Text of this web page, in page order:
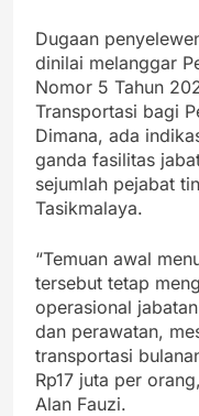
Dugaan
dinilai melanggar
Nomor 5 Tahun
Transportasi bagi
Dimana, ada
ganda fasilitas
sejumlah pejabat
Tasikmalaya.
“Temuan awal
tersebut tetap
operasional
dan perawatan,
transportasi
Rp17 juta per
Alan Fauzi.